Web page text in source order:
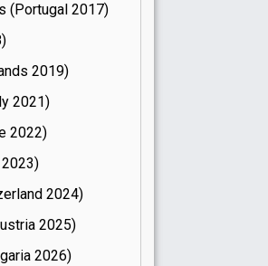
(Portugal
17)
19)
21)
22)
23)
24)
25)
26)